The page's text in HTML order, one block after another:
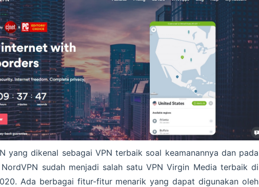
yang dikenal sebagai VPN terbaik soal keamanannya dan pada
sudah menjadi salah satu VPN Virgin Media terbaik di
Ada berbagai fitur-fitur menarik yang dapat digunakan oleh